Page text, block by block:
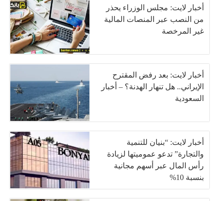
أخبار لايت: مجلس الوزراء يحذر
من النصب عبر المنصات المالية
غير المرخصة
أخبار لايت: بعد رفض المقترح
الإيراني.. هل تنهار الهدنة؟ – أخبار
السعودية
أخبار لايت: “بنيان للتنمية
والتجارة” تدعو عموميتها لزيادة
رأس المال عبر أسهم مجانية
بنسبة 10%